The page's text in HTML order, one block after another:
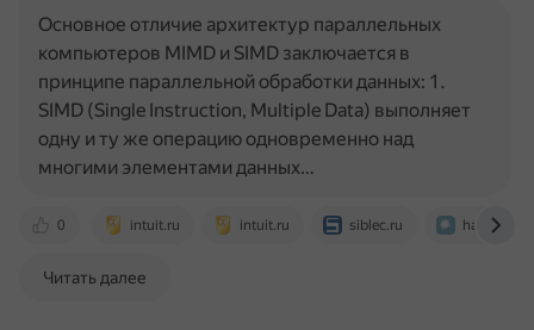
0 intuit.ru intuit.ru siblec.ru habr.com
Основное отличие архитектур параллельных
компьютеров MIMD и SIMD заключается в
принципе параллельной обработки данных: 1.
SIMD (Single Instruction, Multiple Data) выполняет
одну и ту же операцию одновременно над
многими элементами данных…
Читать далее